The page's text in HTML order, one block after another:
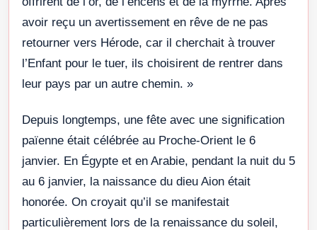
avoir reçu un avertissement en rêve de ne pas
retourner vers Hérode, car il cherchait à trouver
l’Enfant pour le tuer, ils choisirent de rentrer dans
leur pays par un autre chemin. »
Depuis longtemps, une fête avec une signification
païenne était célébrée au Proche-Orient le 6
janvier. En Égypte et en Arabie, pendant la nuit du 5
au 6 janvier, la naissance du dieu Aion était
honorée. On croyait qu’il se manifestait
particulièrement lors de la renaissance du soleil,